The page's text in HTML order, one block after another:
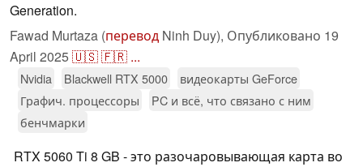
Generation.
Fawad Murtaza (перевод Ninh Duy), Опубликовано 19
April 2025🇺🇸🇫🇷 ...
Nvidia Blackwell RTX 5000
видеокарты GeForce
Графич. процессоры
PC и всё, что связано с ним
бенчмарки
RTX 5060 Ti 8 GB - это разочаровывающая карта во